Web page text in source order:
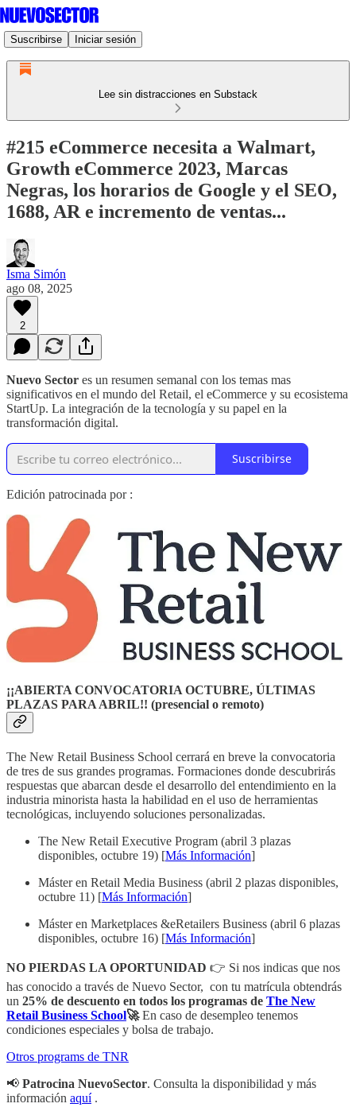
Suscribirse Iniciar sesión
Lee sin distracciones en Substack
#215 eCommerce necesita a Walmart,
Growth eCommerce 2023, Marcas
Negras, los horarios de Google y el SEO,
1688, AR e incremento de ventas...
Isma Simón
ago 08, 2025
2
Nuevo Sector es un resumen semanal con los temas mas
significativos en el mundo del Retail, el eCommerce y su ecosistema
StartUp. La integración de la tecnología y su papel en la
transformación digital.
Suscribirse
Edición patrocinada por :
¡¡ABIERTA CONVOCATORIA OCTUBRE, ÚLTIMAS
PLAZAS PARA ABRIL!! (presencial o remoto)
The New Retail Business School cerrará en breve la convocatoria
de tres de sus grandes programas. Formaciones donde descubrirás
respuestas que abarcan desde el desarrollo del entendimiento en la
industria minorista hasta la habilidad en el uso de herramientas
tecnológicas, incluyendo soluciones personalizadas.
The New Retail Executive Program (abril 3 plazas
disponibles, octubre 19) [Más Información]
Máster en Retail Media Business (abril 2 plazas disponibles,
octubre 11) [Más Información]
Máster en Marketplaces &eRetailers Business (abril 6 plazas
disponibles, octubre 16) [Más Información]
NO PIERDAS LA OPORTUNIDAD 👉 Si nos indicas que nos
has conocido a través de Nuevo Sector, con tu matrícula obtendrás
un 25% de descuento en todos los programas de The New
Retail Business School🚀En caso de desempleo tenemos
condiciones especiales y bolsa de trabajo.
Otros programs de TNR
📢 Patrocina NuevoSector. Consulta la disponibilidad y más
información aquí.